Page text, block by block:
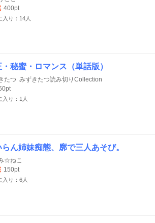
400pt
入り：14人
・秘蜜・ロマンス（単話版）
たつ みずきたつ読み切りCollection
入り：1人
らん姉妹痴態、廓で三人あそび。
☆ねこ
150pt
入り：6人